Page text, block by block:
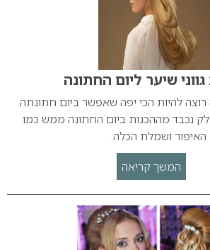
שיער ליום החתונה
להיות הכי יפה שאפשר ביום חתונתה.
נכבד מההכנות ביום החתונה ממש כמו
האיפור ושמלת הכלה.
המשך קריאה